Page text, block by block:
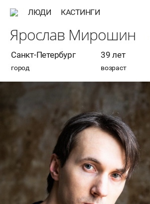
ЛЮДИ КАСТИНГИ
Ярослав Мирошин
Санкт-Петербург
город
39 лет
возраст